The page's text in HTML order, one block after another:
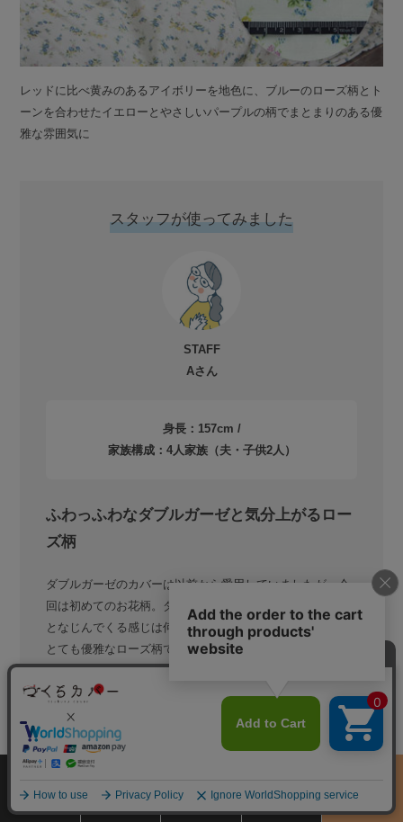
レッドに比べ黄みのあるアイボリーを地色に、ブルーのローズ柄とト
ーンを合わせたイエローとやさしいパープルの柄でまとまりのある優
雅な雰囲気に
スタッフが使ってみました
STAFF
Aさん
身長：157cm /
家族構成：4人家族（夫・子供2人）
ふわっふわなダブルガーゼと気分上がるロー
ズ柄
ダブルガーゼのカバーは以前から愛用していましたが、今
回は初めてのお花柄。ダブルガーゼの洗うほどにふっくら
となじんでくる感じは何度経験しても感動します！また、
とても優雅なローズ柄でお部屋が一気にヨーロッパの寝室
のようで、寝る前についお紅茶をいれてしまいたくなりま
した…。ローズ柄なので無地に比べて汚れがついても目立
ちにくく安心して使えるのもうれしいですね。
染め・織り・加工
商品をさがす
サイズ
お買物ガイド カート